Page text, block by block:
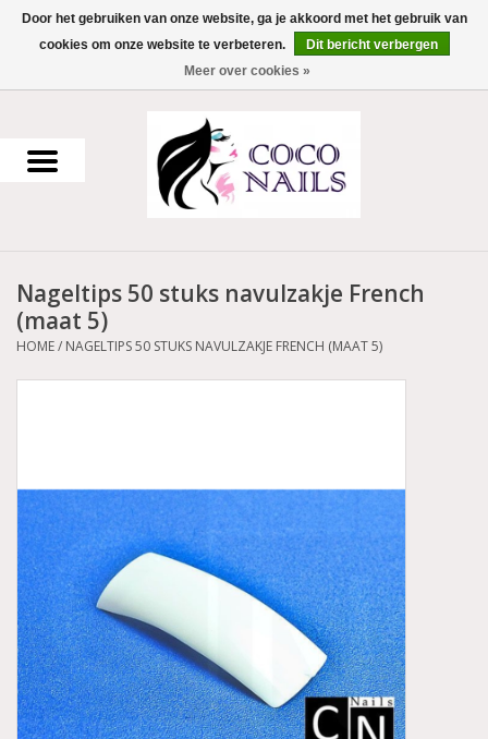
0 Artikelen - €0,00
Uv Gel
Acrylpoeder
Voorbereiding en finish
Aluminium koffer/Trolley
Apparatuur
Meubilair
NIEUW! Pedicure producten
Nageltips 50 stuks navulzakje French
(maat 5)
HOME/ NAGELTIPS 50 STUKS NAVULZAKJE FRENCH (MAAT 5)
Door het gebruiken van onze website, ga je akkoord met het gebruik van
cookies om onze website te verbeteren.
Dit bericht verbergen
Meer over cookies »